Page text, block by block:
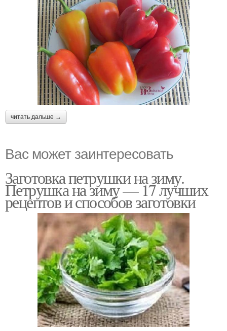
читать дальше →
Вас может заинтересовать
Заготовка петрушки на зиму.
Петрушка на зиму — 17 лучших
рецептов и способов заготовки